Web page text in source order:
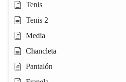
Tenis
Tenis 2
Media
Chancleta
Pantalón